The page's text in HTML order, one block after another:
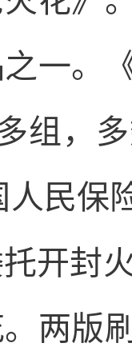
一。
组，
人民保
开封
两版